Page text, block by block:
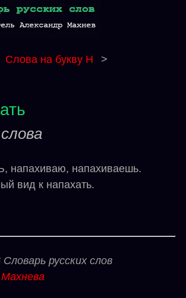
Слова на букву Н >
напахиваю, напахиваешь.
вид к напахать.
русских слов